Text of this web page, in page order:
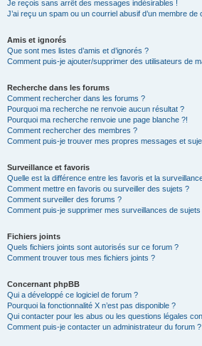
Je reçois sans arrêt des messages indésirables !
J’ai reçu un spam ou un courriel abusif d’un membre de
Amis et ignorés
Que sont mes listes d’amis et d’ignorés ?
Comment puis-je ajouter/supprimer des utilisateurs de
Recherche dans les forums
Comment rechercher dans les forums ?
Pourquoi ma recherche ne renvoie aucun résultat ?
Pourquoi ma recherche renvoie une page blanche ?!
Comment rechercher des membres ?
Comment puis-je trouver mes propres messages et
Surveillance et favoris
Quelle est la différence entre les favoris et la
Comment mettre en favoris ou surveiller des sujets ?
Comment surveiller des forums ?
Comment puis-je supprimer mes surveillances de sujets
Fichiers joints
Quels fichiers joints sont autorisés sur ce forum ?
Comment trouver tous mes fichiers joints ?
Concernant phpBB
Qui a développé ce logiciel de forum ?
Pourquoi la fonctionnalité X n’est pas disponible ?
Qui contacter pour les abus ou les questions légales
Comment puis-je contacter un administrateur du forum ?